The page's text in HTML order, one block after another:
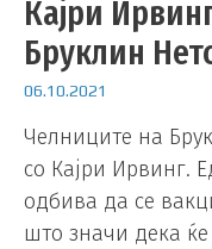
Кајри
Бруклин
06.10.2021
Челниците на
со Кајри Ирвинг.
одбива да се
што значи дека